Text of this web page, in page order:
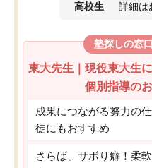
高校生 詳細は
塾探しの窓
東大先生｜現役東大生
個別指導の
成果につながる努力の
徒にもおすすめ
さらば、サボり癖！柔